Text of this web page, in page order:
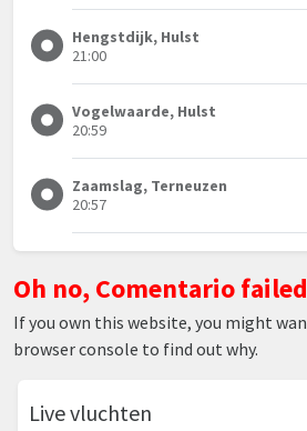
Hengstdijk, Hulst
21:00
Vogelwaarde, Hulst
20:59
Zaamslag, Terneuzen
20:57
Oh no, Comentario
If you own this website, you might
browser console to find out why.
Live vluchten